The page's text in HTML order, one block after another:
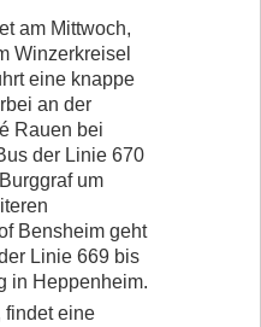
am Mittwoch,
Winzerkreisel
eine knappe
an der
Rauen bei
der Linie 670
um
Bensheim geht
Linie 669 bis
in Heppenheim.
findet eine